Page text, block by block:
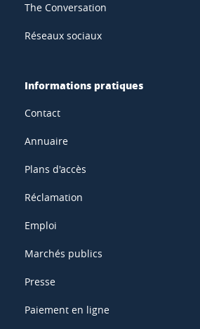
The Conversation
Réseaux sociaux
Informations pratiques
Contact
Annuaire
Plans d'accès
Réclamation
Emploi
Marchés publics
Presse
Paiement en ligne